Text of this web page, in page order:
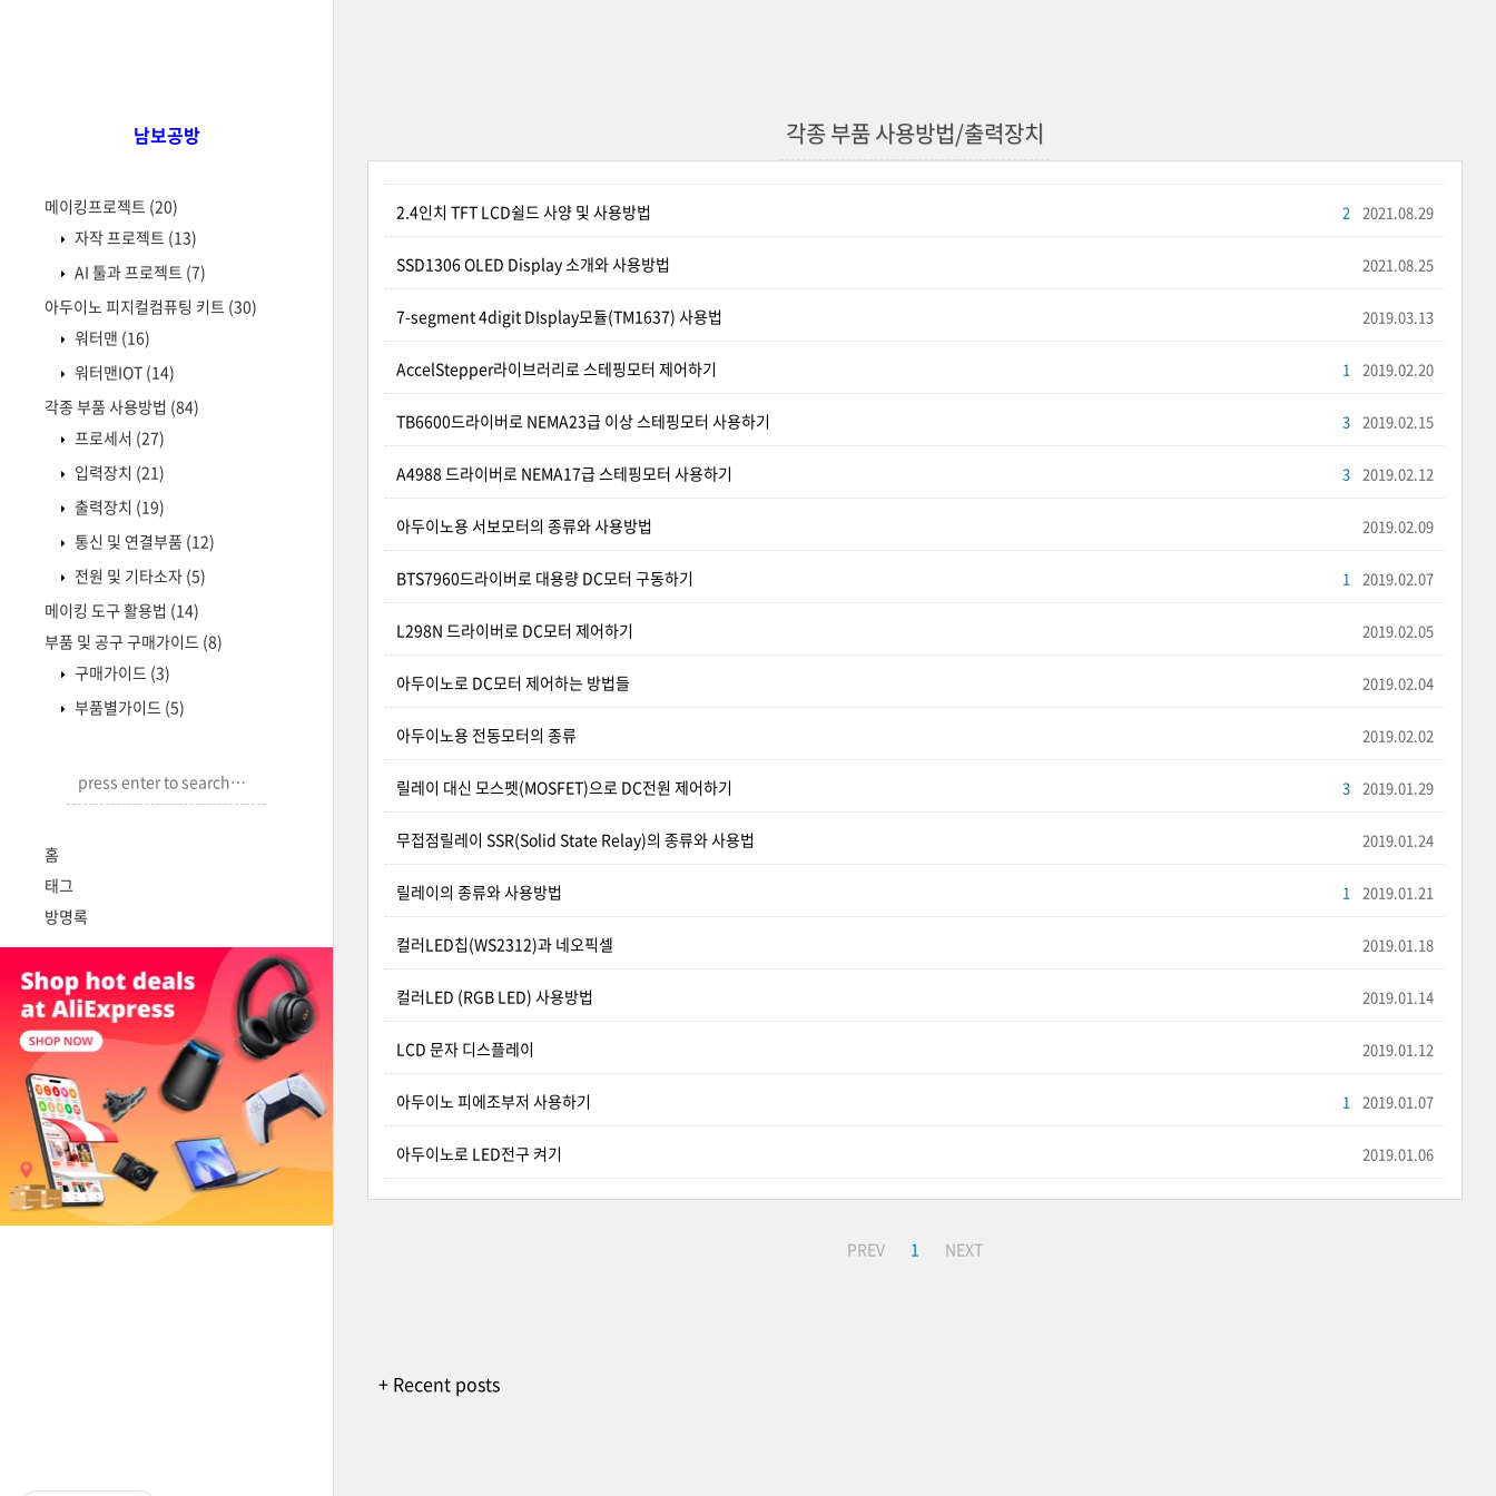
남보공방
메이킹프로젝트 (20)
자작 프로젝트 (13)
AI 툴과 프로젝트 (7)
아두이노 피지컬컴퓨팅 키트 (30)
워터맨 (16)
워터맨IOT (14)
각종 부품 사용방법 (84)
프로세서 (27)
입력장치 (21)
출력장치 (19)
통신 및 연결부품 (12)
전원 및 기타소자 (5)
메이킹 도구 활용법 (14)
부품 및 공구 구매가이드 (8)
구매가이드 (3)
부품별가이드 (5)
홈
태그
방명록
각종 부품 사용방법/출력장치
2.4인치 TFT LCD쉴드 사양 및 사용방법 2021.08.29
2
SSD1306 OLED Display 소개와 사용방법 2021.08.25
7-segment 4digit DIsplay모듈(TM1637) 사용법 2019.03.13
AccelStepper라이브러리로 스테핑모터 제어하기 2019.02.20
1
TB6600드라이버로 NEMA23급 이상 스테핑모터 사용하기 2019.02.15
3
A4988 드라이버로 NEMA17급 스테핑모터 사용하기 2019.02.12
3
아두이노용 서보모터의 종류와 사용방법 2019.02.09
BTS7960드라이버로 대용량 DC모터 구동하기 2019.02.07
1
L298N 드라이버로 DC모터 제어하기 2019.02.05
아두이노로 DC모터 제어하는 방법들 2019.02.04
아두이노용 전동모터의 종류 2019.02.02
릴레이 대신 모스펫(MOSFET)으로 DC전원 제어하기 2019.01.29
3
무접점릴레이 SSR(Solid State Relay)의 종류와 사용법 2019.01.24
릴레이의 종류와 사용방법 2019.01.21
1
컬러LED칩(WS2312)과 네오픽셀 2019.01.18
컬러LED (RGB LED) 사용방법 2019.01.14
LCD 문자 디스플레이 2019.01.12
아두이노 피에조부저 사용하기 2019.01.07
1
아두이노로 LED전구 켜기 2019.01.06
PREV 1 NEXT
+ Recent posts